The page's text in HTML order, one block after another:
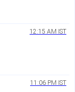
12:15 AM IST
11:06 PM IST